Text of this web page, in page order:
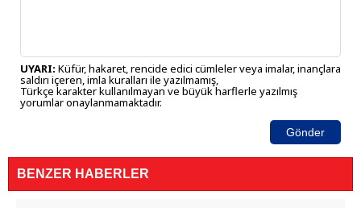
UYARI: Küfür, hakaret, rencide edici cümleler veya imalar, inançlara
saldırı içeren, imla kuralları ile yazılmamış,
Türkçe karakter kullanılmayan ve büyük harflerle yazılmış
yorumlar onaylanmamaktadır.
Gönder
BENZER HABERLER